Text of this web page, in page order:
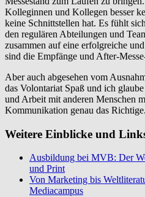
Kolleginnen und Kollegen besser
keine Schnittstellen hat. Es fühlt
den regulären Abteilungen und
zusammen auf eine erfolgreiche
sind die Empfänge und After-
Aber auch abgesehen vom
das Volontariat Spaß und ich
und Arbeit mit anderen Menschen
Kommunikation genau das Richtige.
Weitere Einblicke und
Ausbildung bei MVB: Der
und Print
Von Marketing bis
Mediacampus